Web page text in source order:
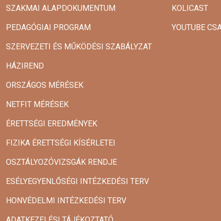
SZAKMAI ALAPDOKUMENTUM
PEDAGÓGIAI PROGRAM
SZERVEZETI ÉS MŰKÖDÉSI SZABÁLYZAT
HÁZIREND
ORSZÁGOS MÉRÉSEK
NETFIT MÉRÉSEK
ÉRETTSÉGI EREDMÉNYEK
FIZIKA ÉRETTSÉGI KÍSÉRLETEI
OSZTÁLYOZÓVIZSGÁK RENDJE
ESÉLYEGYENLŐSÉGI INTÉZKEDÉSI TERV
HONVÉDELMI INTÉZKEDÉSI TERV
KOLICAST
YOUTUBE